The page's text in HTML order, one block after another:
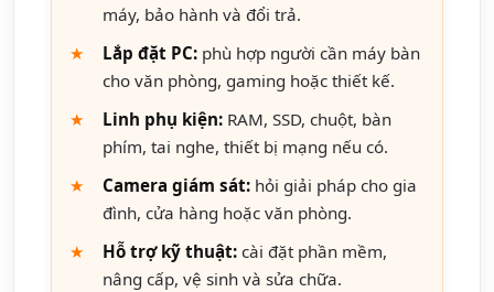
máy, bảo hành và đổi trả.
Lắp đặt PC: phù hợp người cần máy bàn
cho văn phòng, gaming hoặc thiết kế.
Linh phụ kiện: RAM, SSD, chuột, bàn
phím, tai nghe, thiết bị mạng nếu có.
Camera giám sát: hỏi giải pháp cho gia
đình, cửa hàng hoặc văn phòng.
Hỗ trợ kỹ thuật: cài đặt phần mềm,
nâng cấp, vệ sinh và sửa chữa.